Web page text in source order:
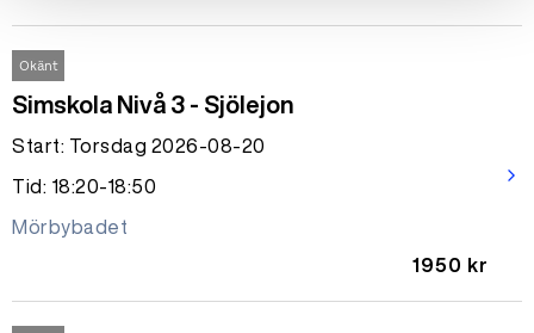
Okänt
Simskola Nivå 3 - Sjölejon
Start: Torsdag 2026-08-20
Tid: 18:20-18:50
Mörbybadet
1950 kr
arrow_forward_ios